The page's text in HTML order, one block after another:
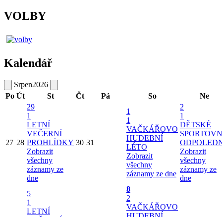
VOLBY
Kalendář
Srpen2026
Po Út St Čt Pá So Ne
27 28
29
1
LETNÍ
VEČERNÍ
PROHLÍDKY
Zobrazit
všechny
záznamy ze
dne
30 31
1
1
VAČKÁŘOVO
HUDEBNÍ
LÉTO
Zobrazit
všechny
záznamy ze dne
2
1
DĚTSKÉ
Zobrazit
všechny
záznamy ze
dne
5
1
LETNÍ
8
2
VAČKÁŘOVO